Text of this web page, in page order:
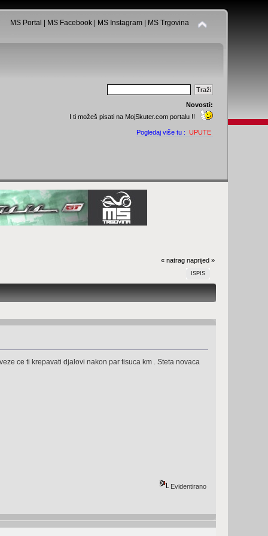
MS Portal MS Facebook| MS Instagram| MS Trgovina
Novosti:
I ti možeš pisati na MojSkuter.com portalu !!
Pogledaj više tu : UPUTE
« natrag naprijed »
ISPIS
ce ti krepavati djalovi nakon par tisuca km . Steta novaca
Evidentirano